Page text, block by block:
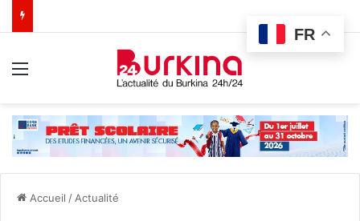
Accueil / Actualité
FR